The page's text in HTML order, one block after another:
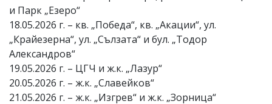
и Парк „Езеро“
18.05.2026 г. – кв. „Победа“, кв. „Акации“, ул.
„Крайезерна“, ул. „Сълзата“ и бул. „Тодор
Александров“
19.05.2026 г. – ЦГЧ и ж.к. „Лазур“
20.05.2026 г. – ж.к. „Славейков“
21.05.2026 г. – ж.к. „Изгрев“ и ж.к. „Зорница“